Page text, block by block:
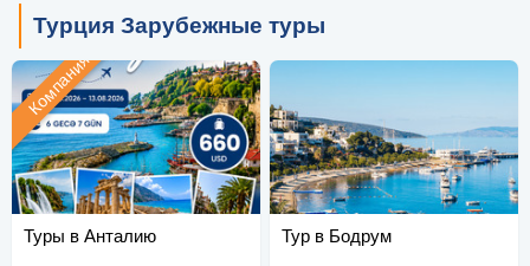
Турция Зарубежные туры
Туры в Анталию
Компания
Тур в Бодрум